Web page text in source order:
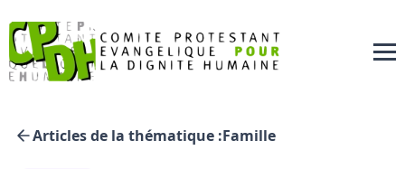
Articles de la thématique :Famille